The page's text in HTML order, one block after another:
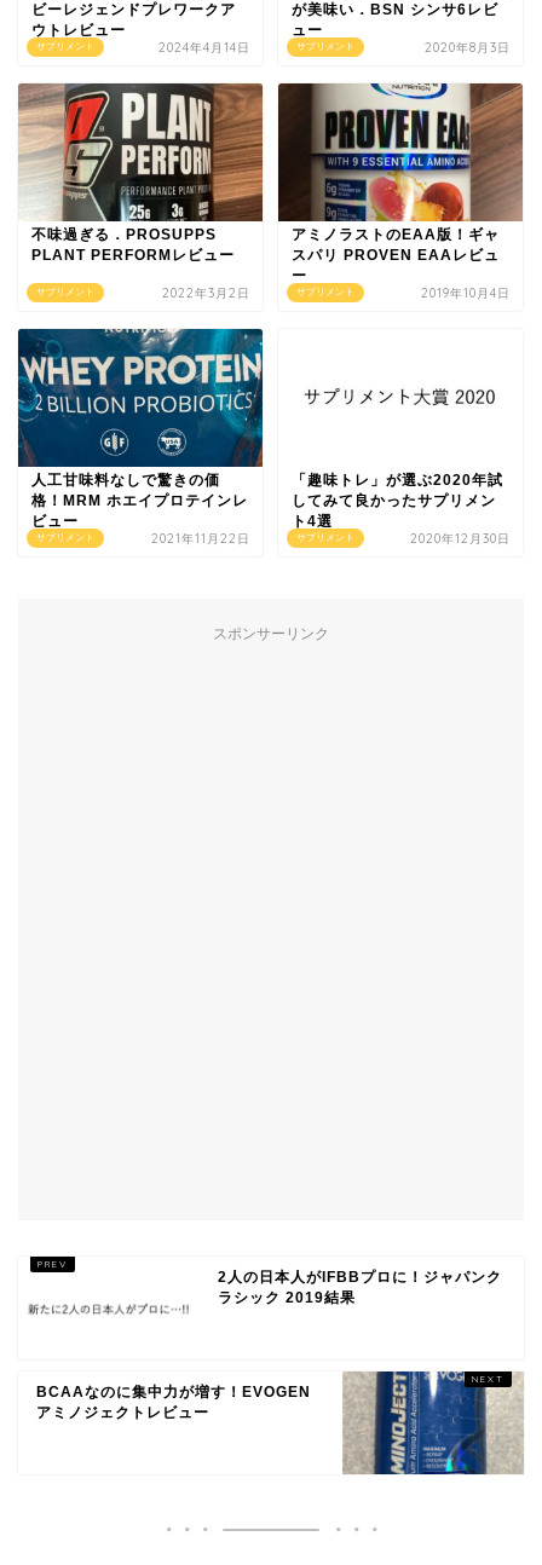
サプリメント
ビーレジェンドプレワークア
ウトレビュー
2024年4月14日 サプリメント
が美味い．BSN シンサ6レビ
ュー
2020年8月3日
サプリメント
不味過ぎる．PROSUPPS
PLANT PERFORMレビュー
2022年3月2日 サプリメント
アミノラストのEAA版！ギャ
スパリ PROVEN EAAレビュ
ー
2019年10月4日
サプリメント
人工甘味料なしで驚きの価
格！MRM ホエイプロテインレ
ビュー
2021年11月22日 サプリメント
「趣味トレ」が選ぶ2020年試
してみて良かったサプリメン
ト4選
2020年12月30日
スポンサーリンク
2人の日本人がIFBBプロに！ジャパンク
ラシック 2019結果
BCAAなのに集中力が増す！EVOGEN
アミノジェクトレビュー